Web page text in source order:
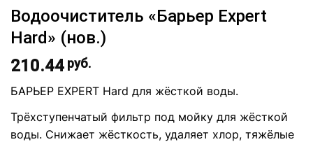
Водоочиститель «Барьер Expert
Hard» (нов.)
210.44 руб.
БАРЬЕР EXPERT Hard для жёсткой воды.
Трёхступенчатый фильтр под мойку для жёсткой
воды. Снижает жёсткость, удаляет хлор, тяжёлые